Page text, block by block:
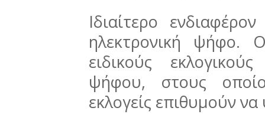
Ιδιαίτερο
ηλεκτρονική ψήφο.
ειδικούς
ψήφου, στους
εκλογείς επιθυμούν